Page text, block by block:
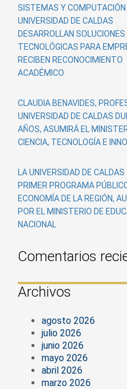
SISTEMAS Y COMPUTACIÓN
UNIVERSIDAD DE CALDAS
DESARROLLAN SOLUCIONES
TECNOLÓGICAS PARA
RECIBEN RECONOCIMIENTO
ACADÉMICO
CLAUDIA BENAVIDES,
UNIVERSIDAD DE CALDAS
AÑOS, ASUMIRÁ EL
CIENCIA, TECNOLOGÍA E
LA UNIVERSIDAD DE
PRIMER PROGRAMA
ECONOMÍA DE LA REGIÓN,
POR EL MINISTERIO DE
NACIONAL
Comentarios
Archivos
agosto 2026
julio 2026
junio 2026
mayo 2026
abril 2026
marzo 2026